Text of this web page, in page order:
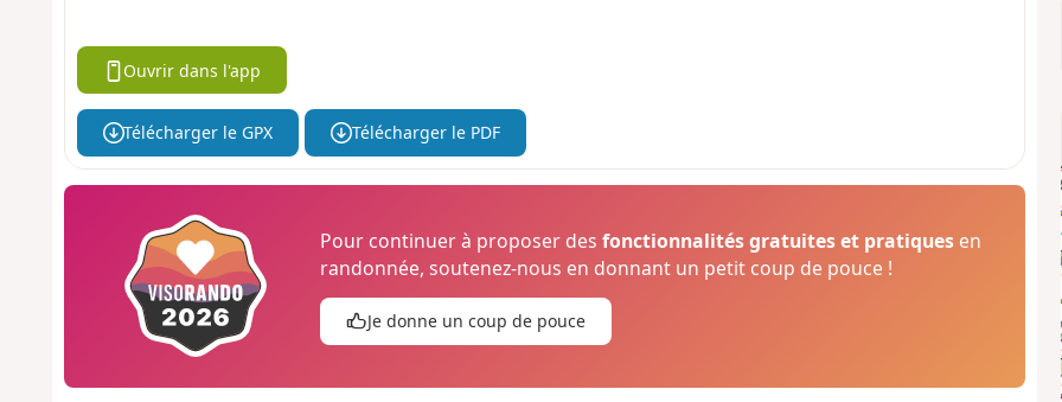
Ouvrir dans l'app
Télécharger le GPX Télécharger le PDF
Pour continuer à proposer desfonctionnalités gratuites et pratiques en
randonnée, soutenez-nous en donnant un petit coup de pouce !
Je donne un coup de pouce